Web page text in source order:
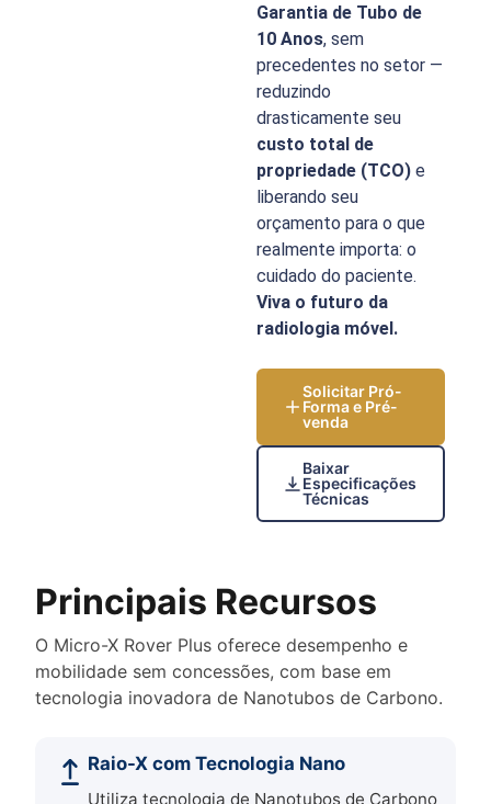
Garantia de Tubo de
10 Anos, sem
precedentes no setor —
reduzindo
drasticamente seu
custo total de
propriedade (TCO) e
liberando seu
orçamento para o que
realmente importa: o
cuidado do paciente.
Viva o futuro da
radiologia móvel.
Solicitar Pró-
Forma e Pré-
venda
Baixar
Especificações
Técnicas
Principais Recursos
O Micro-X Rover Plus oferece desempenho e
mobilidade sem concessões, com base em
tecnologia inovadora de Nanotubos de Carbono.
Raio-X com Tecnologia Nano
Utiliza tecnologia de Nanotubos de Carbono